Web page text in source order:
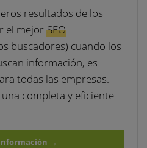
resultados de los
el mejor SEO
buscadores) cuando los
información, es
todas las empresas.
completa y eficiente
→